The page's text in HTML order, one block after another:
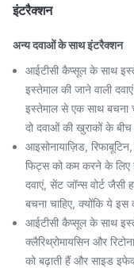
इंटरैक्शन
अन्य दवाओं के साथ इंटरैक्शन
आईटीसी कैप्सूल के साथ
इस्तेमाल की जाने वाली
इस्तेमाल से एक साथ बचना
दो दवाओं की खुराकों के बीच
आइसोनायाज़िड, रिफाबूटिन,
फिट्स को कम करने के लिए
दवाएं, सेंट जॉन्स वोर्ट
बचना चाहिए, क्योंकि ये
आईटीसी कैप्सूल के साथ
क्लैरिथ्रोमायसिन और
को बढ़ाती हैं और साइड